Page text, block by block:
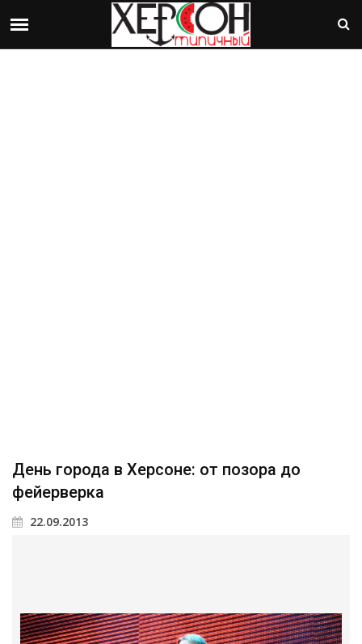
День города в Херсоне: от позора до
фейерверка
22.09.2013